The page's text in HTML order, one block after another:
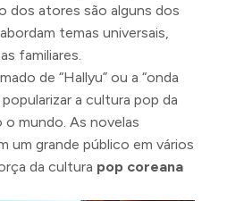
dos atores são alguns dos
temas universais,
familiares.
de “Hallyu” ou a “onda
a cultura pop da
mundo. As novelas
um grande público em vários
da cultura pop coreana